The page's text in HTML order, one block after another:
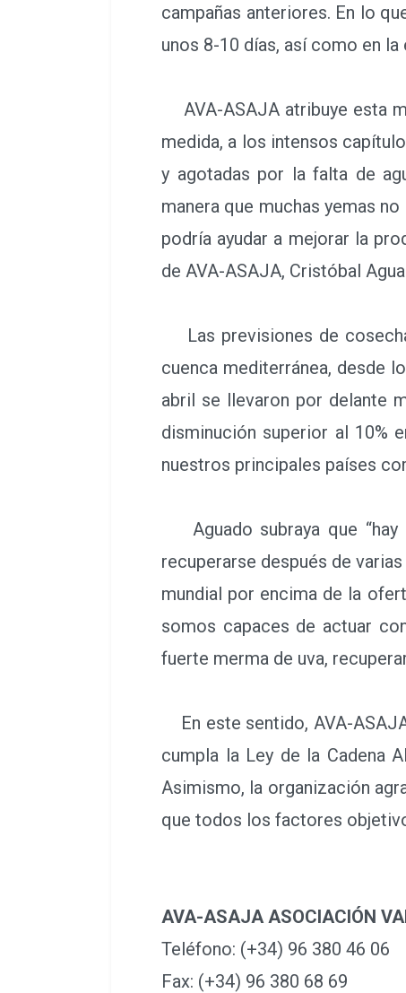
campañas anteriores. En lo
unos 8-10 días, así como en
AVA-ASAJA atribuye esta
medida, a los intensos
y agotadas por la falta de
manera que muchas yemas
podría ayudar a mejorar la
de AVA-ASAJA, Cristóbal
Las previsiones de
cuenca mediterránea, desde
abril se llevaron por delante
disminución superior al 10%
nuestros principales países
Aguado subraya que “hay
recuperarse después de
mundial por encima de la
somos capaces de actuar
fuerte merma de uva,
En este sentido, AVA-
cumpla la Ley de la Cadena
Asimismo, la organización
que todos los factores
AVA-ASAJA ASOCIACIÓN
Teléfono: (+34) 96 380 46 06
Fax: (+34) 96 380 68 69